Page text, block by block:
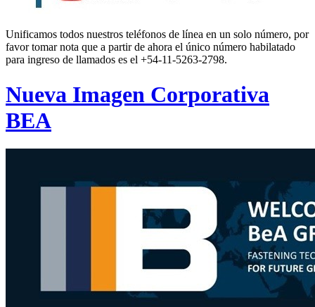
Unificamos todos nuestros teléfonos de línea en un solo número, por
favor tomar nota que a partir de ahora el único número habilatado
para ingreso de llamados es el +54-11-5263-2798.
Nueva Imagen Corporativa
BEA